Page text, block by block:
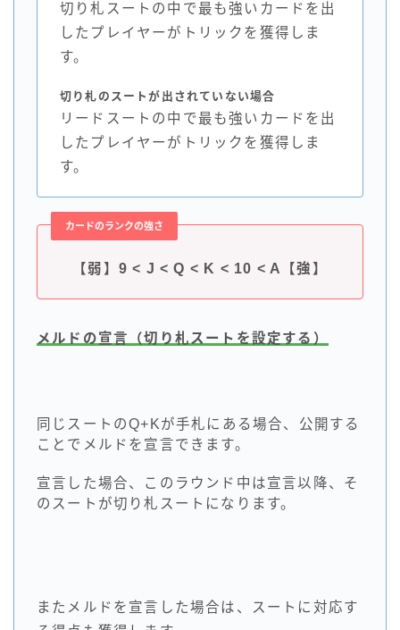
切り札スートの中で最も強いカードを出
したプレイヤーがトリックを獲得しま
す。
切り札のスートが出されていない場合
リードスートの中で最も強いカードを出
したプレイヤーがトリックを獲得しま
す。
カードのランクの強さ
【弱】9 < J < Q < K < 10 < A【強】
メルドの宣言（切り札スートを設定する）
同じスートのQ+Kが手札にある場合、公開する
ことでメルドを宣言できます。
宣言した場合、このラウンド中は宣言以降、そ
のスートが切り札スートになります。
またメルドを宣言した場合は、スートに対応す